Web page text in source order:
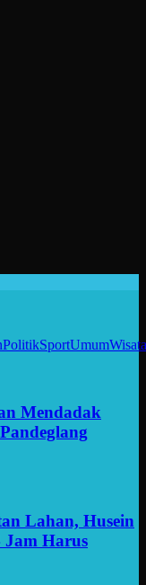
PolitikSportUmumWisata
Mendadak
Lahan, Husein
Jam Harus